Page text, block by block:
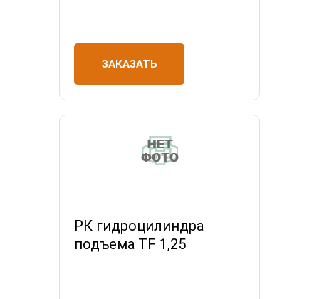
ЗАКАЗАТЬ
РК гидроцилиндра
подъема TF 1,25